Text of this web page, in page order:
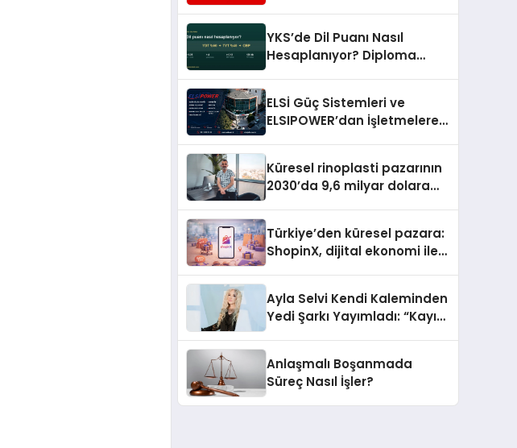
YKS’de Dil Puanı Nasıl
Hesaplanıyor? Diploma
ELSİ Güç Sistemleri ve
ELSIPOWER’dan İşletmelere
Küresel rinoplasti pazarının
2030’da 9,6 milyar dolara
Türkiye’den küresel pazara:
ShopinX, dijital ekonomi ile
Ayla Selvi Kendi Kaleminden
Yedi Şarkı Yayımladı: “Kayıp
Anlaşmalı Boşanmada
Süreç Nasıl İşler?